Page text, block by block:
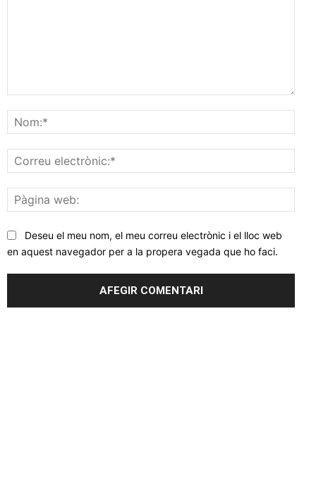
web:
Deseu el meu nom, el meu correu electrònic i el lloc web
en aquest navegador per a la propera vegada que ho faci.